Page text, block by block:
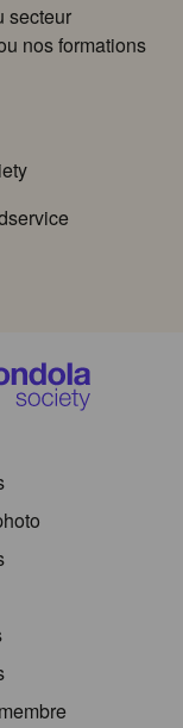
secteur
nos formations